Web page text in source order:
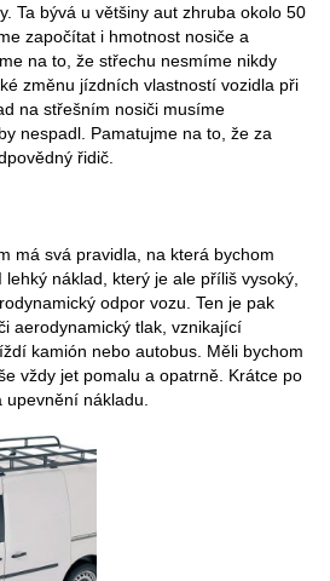
Ta bývá u většiny aut zhruba okolo 50
započítat i hmotnost nosiče a
na to, že střechu nesmíme nikdy
změnu jízdních vlastností vozidla při
na střešním nosiči musíme
nespadl. Pamatujme na to, že za
řidič.
má svá pravidla, na která bychom
náklad, který je ale příliš vysoký,
odpor vozu. Ten je pak
aerodynamický tlak, vznikající
kamión nebo autobus. Měli bychom
vždy jet pomalu a opatrně. Krátce po
nákladu.